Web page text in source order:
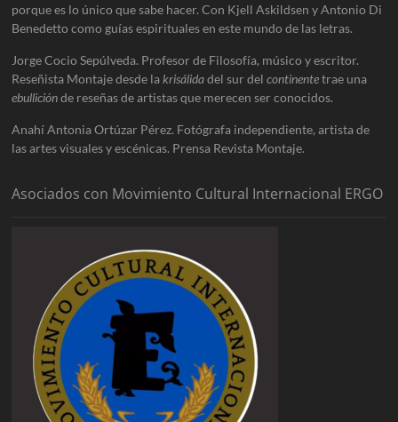
porque es lo único que sabe hacer. Con Kjell Askildsen y Antonio Di
Benedetto como guías espirituales en este mundo de las letras.
Jorge Cocio Sepúlveda. Profesor de Filosofía, músico y escritor.
Reseñista Montaje desde lakrisálidadel sur delcontinentetrae una
ebulliciónde reseñas de artistas que merecen ser conocidos.
Anahí Antonia Ortúzar Pérez. Fotógrafa independiente, artista de
las artes visuales y escénicas. Prensa Revista Montaje.
Asociados con Movimiento Cultural Internacional ERGO